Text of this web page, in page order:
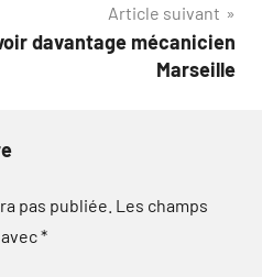
Article suivant
davantage mécanicien
Marseille
pas publiée. Les champs
*